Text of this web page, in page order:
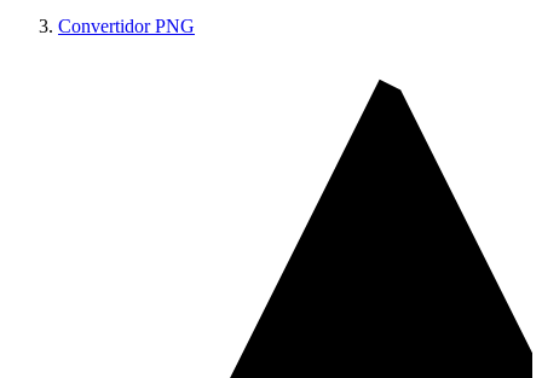
Convertidor PNG